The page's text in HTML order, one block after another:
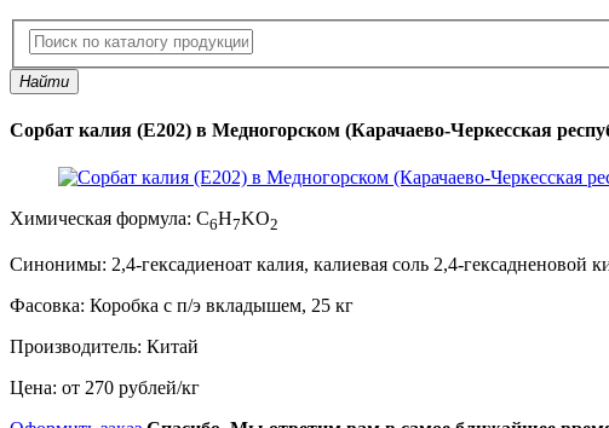
Найти
Сорбат калия (Е202) в Медногорском (Карачаево-Черкесская
Химическая формула: C6H7KO2
Синонимы: 2,4-гексадиеноат калия, калиевая соль 2,4-гексадненовой
Фасовка: Коробка с п/э вкладышем, 25 кг
Производитель: Китай
Цена: от 270 рублей/кг